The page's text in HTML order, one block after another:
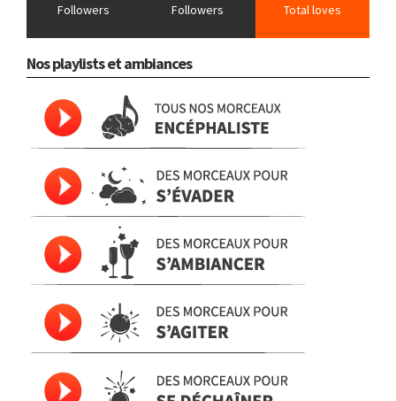
Followers
Followers
Total loves
Nos playlists et ambiances